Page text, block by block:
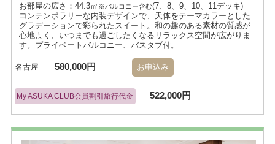
お部屋の広さ：44.3㎡ ※バルコニー含む(7、8、9、10、11デッキ)
コンテンポラリーな内装デザインで、天体をテーマカラーとした
グラデーションで彩られたスイート。和の趣のある素材の質感が
心地よく、いつまでも過ごしたくなるリラックス空間が広がりま
す。プライベートバルコニー、バスタブ付。
名古屋 580,000円 お申込み
My ASUKA CLUB会員割引旅行代金 522,000円